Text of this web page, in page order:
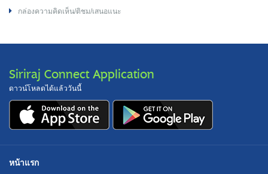
กล่องความคิดเห็น/ติชม/เสนอแนะ
Siriraj Connect Application
ดาวน์โหลดได้แล้ววันนี้
หน้าแรก